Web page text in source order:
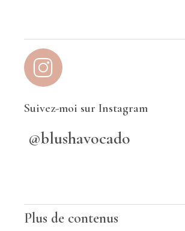
Suivez-moi sur Instagram
@blushavocado
Plus de contenus